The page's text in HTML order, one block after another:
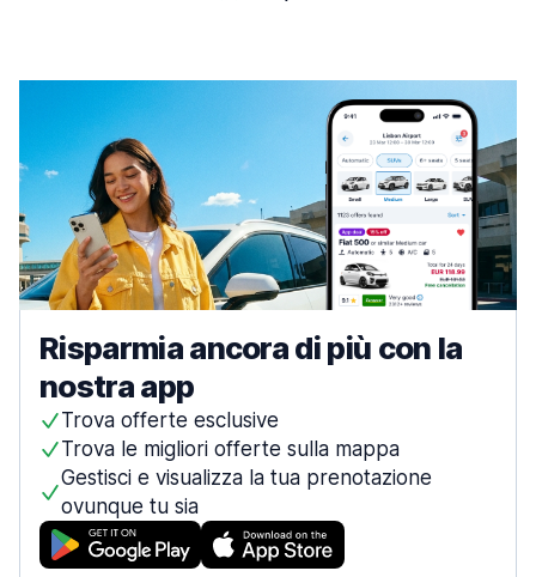
Risparmia ancora di più con la
nostra app
Trova offerte esclusive
Trova le migliori offerte sulla mappa
Gestisci e visualizza la tua prenotazione
ovunque tu sia